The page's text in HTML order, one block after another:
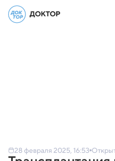
28 февраля 2025, 16:53